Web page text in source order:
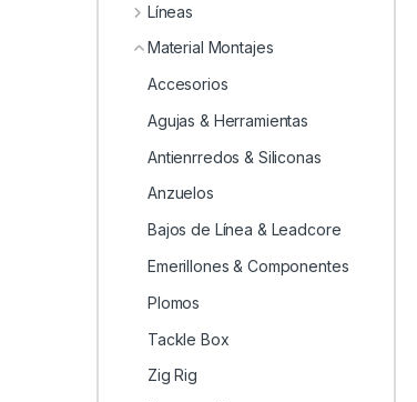
Líneas
Material Montajes
Accesorios
Agujas & Herramientas
Antienrredos & Siliconas
Anzuelos
Bajos de Línea & Leadcore
Emerillones & Componentes
Plomos
Tackle Box
Zig Rig